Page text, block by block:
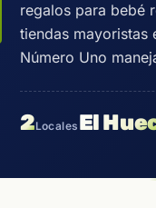
regalos para bebé
tiendas mayoristas
Número Uno
2Locales El